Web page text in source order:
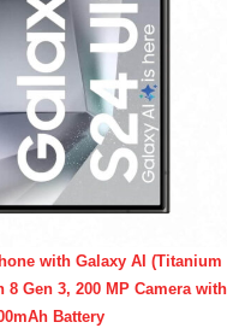
with Galaxy AI (Titanium
8 Gen 3, 200 MP Camera with
Battery